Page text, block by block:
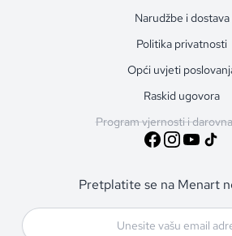
Narudžbe i dostava
Politika privatnosti
Opći uvjeti
Raskid ugovora
Program vjernosti i
Pretplatite se na Menart